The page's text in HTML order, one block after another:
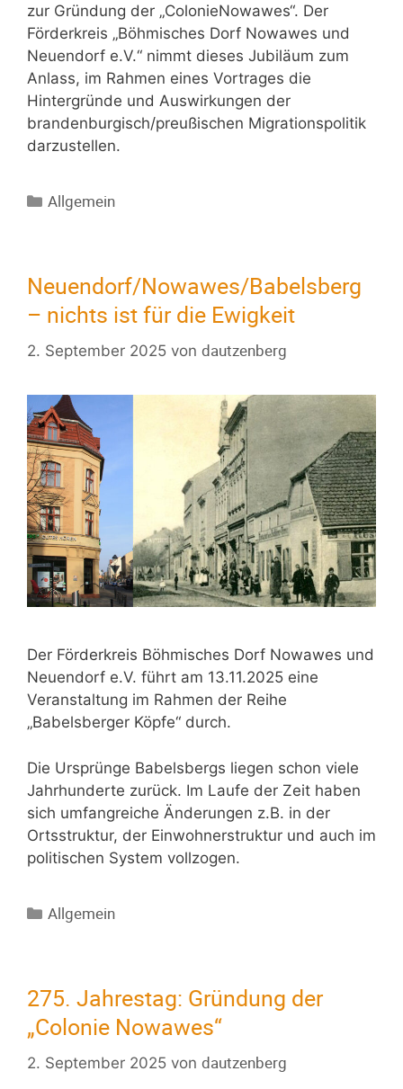
zur Gründung der „ColonieNowawes“. Der
Förderkreis „Böhmisches Dorf Nowawes und
Neuendorf e.V.“ nimmt dieses Jubiläum zum
Anlass, im Rahmen eines Vortrages die
Hintergründe und Auswirkungen der
brandenburgisch/preußischen Migrationspolitik
darzustellen.
Allgemein
Neuendorf/Nowawes/Babelsberg
– nichts ist für die Ewigkeit
2. September 2025 von dautzenberg
Der Förderkreis Böhmisches Dorf Nowawes und
Neuendorf e.V. führt am 13.11.2025 eine
Veranstaltung im Rahmen der Reihe
„Babelsberger Köpfe“ durch.
Die Ursprünge Babelsbergs liegen schon viele
Jahrhunderte zurück. Im Laufe der Zeit haben
sich umfangreiche Änderungen z.B. in der
Ortsstruktur, der Einwohnerstruktur und auch im
politischen System vollzogen.
Allgemein
275. Jahrestag: Gründung der
„Colonie Nowawes“
2. September 2025 von dautzenberg